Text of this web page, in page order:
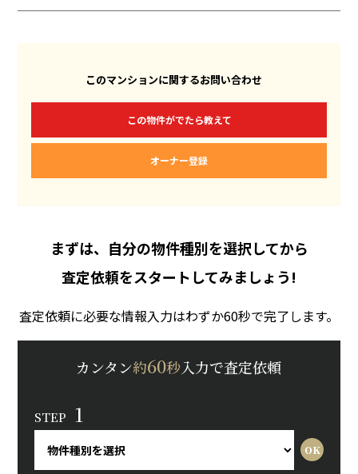
このマンションに関するお問い合わせ
この物件がでたら教えて
オーナー登録
まずは、自分の物件種別を選択してから
査定依頼をスタートしてみましょう!
査定依頼に必要な情報入力はわずか60秒で完了します。
カンタン約60秒入力で査定依頼
STEP 1